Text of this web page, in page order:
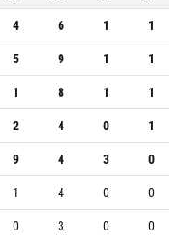
4 6 1
1
5 9 1
1
1 8 1
1
2 4 0
1
9 4 3
0
1 4 0
0
0 3 0
0